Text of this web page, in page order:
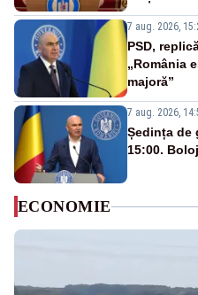
7 aug. 2026,
PSD,
„România
majoră”
7 aug. 2026,
Ședința de
15:00.
ECONOMIE